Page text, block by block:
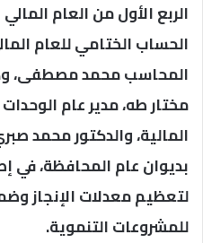
الربع الأول من العام
الحساب الختامي للعام
المحاسب محمد مصطفى،
مختار طه، مدير عام
المالية، والدكتور محمد
بديوان عام المحافظة، في
لتعظيم معدلات الإنجاز
للمشروعات التنموية.